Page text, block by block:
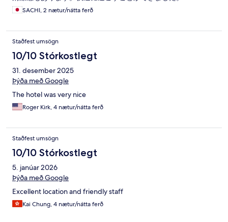
SACHI, 2 nætur/nátta ferð
Staðfest umsögn
10/10 Stórkostlegt
31. desember 2025
Þýða með Google
The hotel was very nice
Roger Kirk, 4 nætur/nátta ferð
Staðfest umsögn
10/10 Stórkostlegt
5. janúar 2026
Þýða með Google
Excellent location and friendly staff
Kai Chung, 4 nætur/nátta ferð